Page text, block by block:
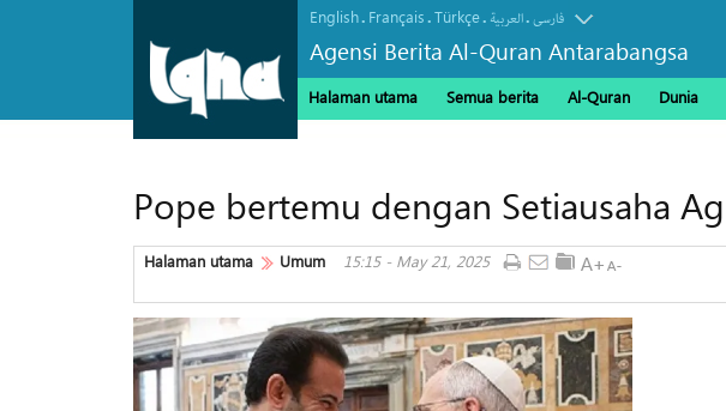
English. Français.Türkçe. العربیة.فارسی
Agensi Berita Al-Quran Antarabangsa
Halaman utama Semua berita Al-Quran Dunia
Pope bertemu dengan Setiausaha
Halaman utama Umum 15:15 - May 21, 2025